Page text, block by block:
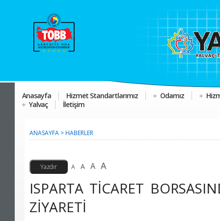
Anasayfa Hizmet Standartlarımız Odamız
Yalvaç
İletişim
ANASAYFA >HABERLER
A A A A
ISPARTA TİCARET
ZİYARETİ